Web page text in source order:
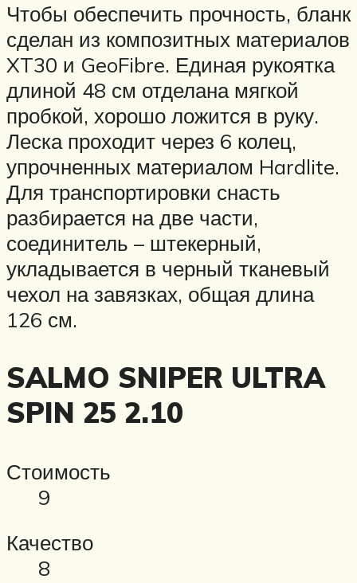
Чтобы обеспечить прочность, бланк
сделан из композитных материалов
XT30 и GeoFibre. Единая рукоятка
длиной 48 см отделана мягкой
пробкой, хорошо ложится в руку.
Леска проходит через 6 колец,
упрочненных материалом Hardlite.
Для транспортировки снасть
разбирается на две части,
соединитель – штекерный,
укладывается в черный тканевый
чехол на завязках, общая длина
126 см.
SALMO SNIPER ULTRA
SPIN 25 2.10
Стоимость
9
Качество
8